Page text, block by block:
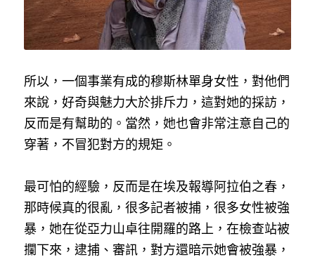
所以，一個事業有成的穆斯林單身女性，對他們
來說，好奇與魅力大於排斥力，這對她的採訪，
反而是有幫助的。當然，她也會非常注意自己的
穿著，不冒犯對方的規矩。
最可怕的經驗，反而是在埃及報導阿拉伯之春，
那時候真的很亂，很多記者被捕，很多女性被強
暴，她在從亞力山卓往開羅的路上，在檢查站被
攔下來，逮捕、審訊，對方還暗示她會被強暴，